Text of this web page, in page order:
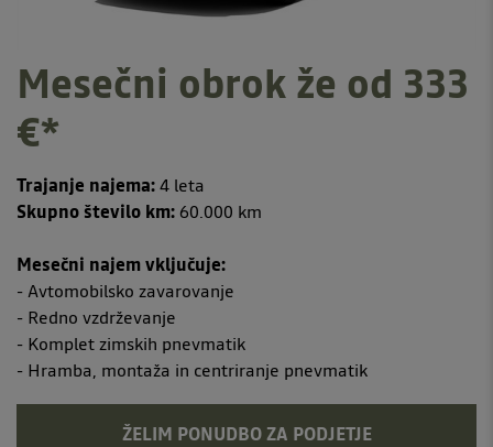
Mesečni obrok že od 333
€*
Trajanje najema:4 leta
Skupno število km: 60.000 km
Mesečni najem vključuje:
- Avtomobilsko zavarovanje
- Redno vzdrževanje
- Komplet zimskih pnevmatik
- Hramba, montaža in centriranje pnevmatik
ŽELIM PONUDBO ZA PODJETJE